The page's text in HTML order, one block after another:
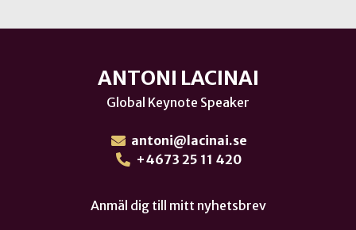
ANTONI LACINAI
Global Keynote Speaker
antoni@lacinai.se
+4673 25 11 420
Anmäl dig till mitt nyhetsbrev